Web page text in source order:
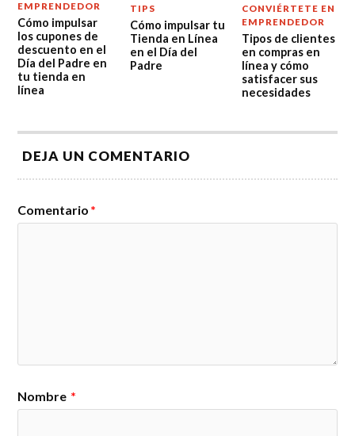
EMPRENDEDOR
Cómo impulsar
los cupones de
descuento en el
Día del Padre en
tu tienda en
línea
TIPS
Cómo impulsar tu
Tienda en Línea
en el Día del
Padre
CONVIÉRTETE EN
EMPRENDEDOR
Tipos de clientes
en compras en
línea y cómo
satisfacer sus
necesidades
DEJA UN COMENTARIO
Comentario *
Nombre *